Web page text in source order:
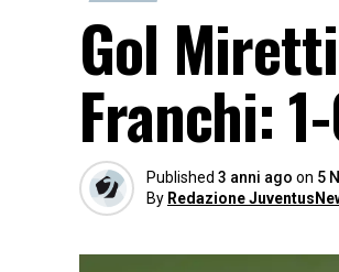
Gol
Franchi:
Published 3 anni ago on 5
By Redazione